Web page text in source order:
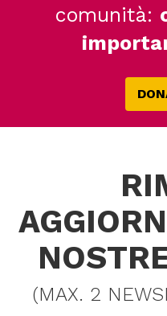
comunità:
(MAX. 2